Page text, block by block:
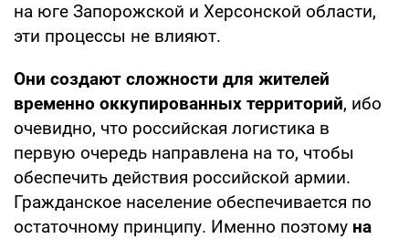
на юге Запорожской и Херсонской области,
эти процессы не влияют.
Они создают сложности для жителей
временно оккупированных территорий, ибо
очевидно, что российская логистика в
первую очередь направлена на то, чтобы
обеспечить действия российской армии.
Гражданское население обеспечивается по
остаточному принципу. Именно поэтому на